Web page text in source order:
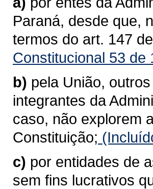
Paraná, desde que,
termos do art. 147
Constitucional 53 de
b) pela União,
integrantes da
caso, não explorem
Constituição;
c) por entidades de
sem fins lucrativos